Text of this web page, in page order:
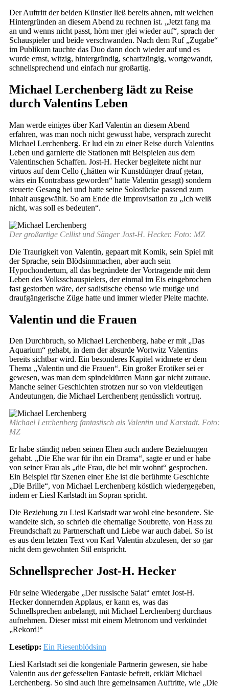
Der Auftritt der beiden Künstler ließ bereits ahnen, mit welchen
Hintergründen an diesem Abend zu rechnen ist. „Jetzt fang ma
an und wenns nicht passt, hörn mer glei wieder auf“, sprach der
Schauspieler und beide verschwanden. Nach dem Ruf „Zugabe“
im Publikum tauchte das Duo dann doch wieder auf und es
wurde ernst, witzig, hintergründig, scharfzüngig, wortgewandt,
schnellsprechend und einfach nur großartig.
Michael Lerchenberg lädt zu Reise
durch Valentins Leben
Man werde einiges über Karl Valentin an diesem Abend
erfahren, was man noch nicht gewusst habe, versprach zurecht
Michael Lerchenberg. Er lud ein zu einer Reise durch Valentins
Leben und garnierte die Stationen mit Beispielen aus dem
Valentinschen Schaffen. Jost-H. Hecker begleitete nicht nur
virtuos auf dem Cello („hätten wir Kunstdünger drauf getan,
wärs ein Kontrabass geworden“ hatte Valentin gesagt) sondern
steuerte Gesang bei und hatte seine Solostücke passend zum
Inhalt ausgewählt. So am Ende die Improvisation zu „Ich weiß
nicht, was soll es bedeuten“.
Der großartige Cellist und Sänger Jost-H. Hecker. Foto: MZ
Die Traurigkeit von Valentin, gepaart mit Komik, sein Spiel mit
der Sprache, sein Blödsinnmachen, aber auch sein
Hypochondertum, all das begründete der Vortragende mit dem
Leben des Volksschauspielers, der einmal im Eis eingebrochen
fast gestorben wäre, der sadistische ebenso wie mutige und
draufgängerische Züge hatte und immer wieder Pleite machte.
Valentin und die Frauen
Den Durchbruch, so Michael Lerchenberg, habe er mit „Das
Aquarium“ gehabt, in dem der absurde Wortwitz Valentins
bereits sichtbar wird. Ein besonderes Kapitel widmete er dem
Thema „Valentin und die Frauen“. Ein großer Erotiker sei er
gewesen, was man dem spindeldürren Mann gar nicht zutraue.
Manche seiner Geschichten strotzen nur so von vieldeutigen
Andeutungen, die Michael Lerchenberg genüsslich vortrug.
Michael Lerchenberg fantastisch als Valentin und Karstadt. Foto:
MZ
Er habe ständig neben seinen Ehen auch andere Beziehungen
gehabt. „Die Ehe war für ihn ein Drama“, sagte er und er habe
von seiner Frau als „die Frau, die bei mir wohnt“ gesprochen.
Ein Beispiel für Szenen einer Ehe ist die berühmte Geschichte
„Die Brille“, von Michael Lerchenberg köstlich wiedergegeben,
indem er Liesl Karlstadt im Sopran spricht.
Die Beziehung zu Liesl Karlstadt war wohl eine besondere. Sie
wandelte sich, so schrieb die ehemalige Soubrette, von Hass zu
Freundschaft zu Partnerschaft und Liebe war auch dabei. So ist
es aus dem letzten Text von Karl Valentin abzulesen, der so gar
nicht dem gewohnten Stil entspricht.
Schnellsprecher Jost-H. Hecker
Für seine Wiedergabe „Der russische Salat“ erntet Jost-H.
Hecker donnernden Applaus, er kann es, was das
Schnellsprechen anbelangt, mit Michael Lerchenberg durchaus
aufnehmen. Dieser misst mit einem Metronom und verkündet
„Rekord!“
Lesetipp: Ein Riesenblödsinn
Liesl Karlstadt sei die kongeniale Partnerin gewesen, sie habe
Valentin aus der gefesselten Fantasie befreit, erklärt Michael
Lerchenberg. So sind auch ihre gemeinsamen Auftritte, wie „Die